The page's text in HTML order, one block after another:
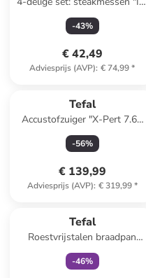
Force" zilverkleurig/zwart -
(L)11 cm
-43%
€ 42,49
Adviesprijs (AVP): € 74,99*
Tefal
Accustofzuiger "X-Pert 7.60
Allergy - RH6A31WO"
paars/zwart
-56%
€ 139,99
Adviesprijs (AVP): € 319,99*
Tefal
Roestvrijstalen braadpan
"Cook smart" - Ø 28 cm
-46%